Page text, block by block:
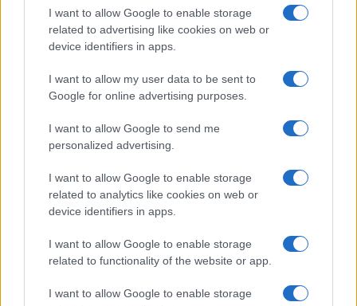
I want to allow Google to enable storage
related to advertising like cookies on web or
device identifiers in apps.
I want to allow my user data to be sent to
Google for online advertising purposes.
I want to allow Google to send me
personalized advertising.
I want to allow Google to enable storage
related to analytics like cookies on web or
device identifiers in apps.
I want to allow Google to enable storage
related to functionality of the website or app.
I want to allow Google to enable storage
fatto discutere
Marco Tessari · 3 Ago 2026
Disastri climatici 2026: incendi, alluvioni e caldo